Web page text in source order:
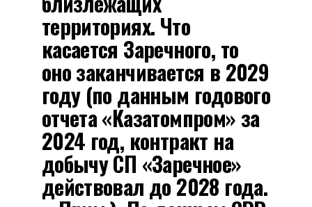
территориях. Что
касается Заречного, то
оно заканчивается в 2029
году (по данным годового
отчета «Казатомпром» за
2024 год, контракт на
добычу СП «Заречное»
действовал до 2028 года.